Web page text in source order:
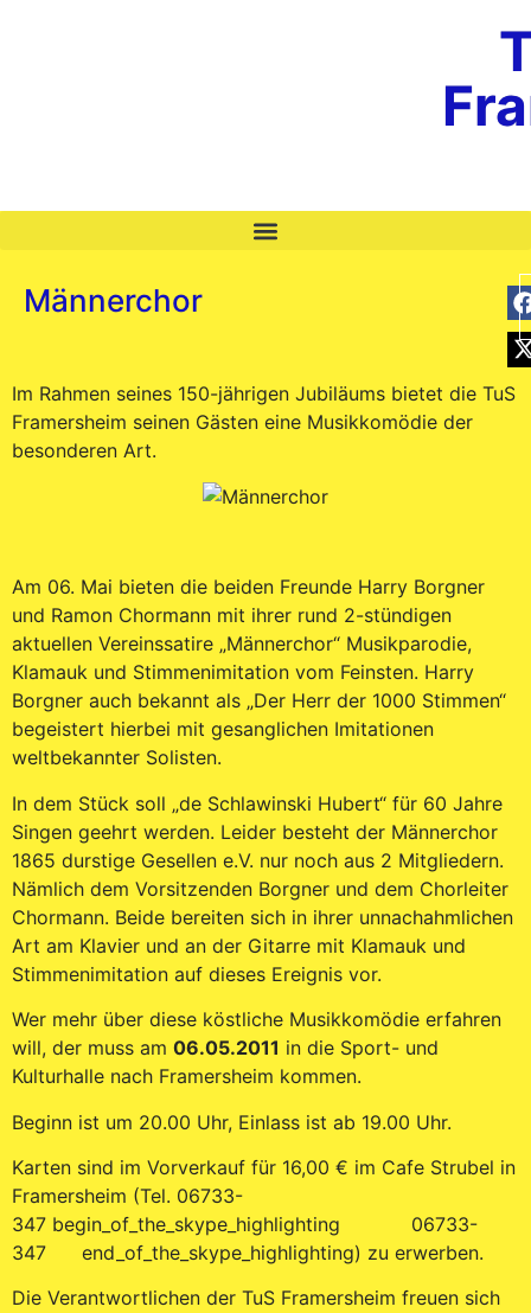
Männerchor
Im Rahmen seines 150-jährigen Jubiläums bietet die TuS
Framersheim seinen Gästen eine Musikkomödie der
besonderen Art.
Am 06. Mai bieten die beiden Freunde Harry Borgner
und Ramon Chormann mit ihrer rund 2-stündigen
aktuellen Vereinssatire „Männerchor“ Musikparodie,
Klamauk und Stimmenimitation vom Feinsten. Harry
Borgner auch bekannt als „Der Herr der 1000 Stimmen“
begeistert hierbei mit gesanglichen Imitationen
weltbekannter Solisten.
In dem Stück soll „de Schlawinski Hubert“ für 60 Jahre
Singen geehrt werden. Leider besteht der Männerchor
1865 durstige Gesellen e.V. nur noch aus 2 Mitgliedern.
Nämlich dem Vorsitzenden Borgner und dem Chorleiter
Chormann. Beide bereiten sich in ihrer unnachahmlichen
Art am Klavier und an der Gitarre mit Klamauk und
Stimmenimitation auf dieses Ereignis vor.
Wer mehr über diese köstliche Musikkomödie erfahren
will, der muss am 06.05.2011 in die Sport- und
Kulturhalle nach Framersheim kommen.
Beginn ist um 20.00 Uhr, Einlass ist ab 19.00 Uhr.
Karten sind im Vorverkauf für 16,00 € im Cafe Strubel in
Framersheim (Tel. 06733-
347 begin_of_the_skype_highlighting
06733-
347
end_of_the_skype_highlighting) zu erwerben.
Die Verantwortlichen der TuS Framersheim freuen sich